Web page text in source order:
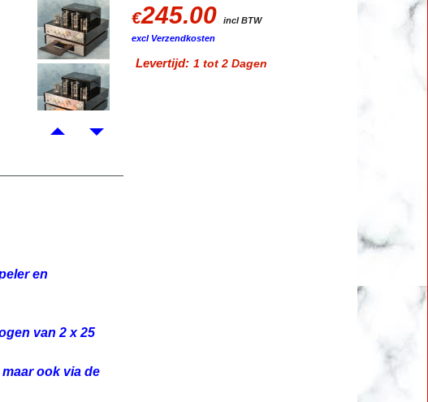
€245.00
incl BTW
excl Verzendkosten
Levertijd: 1 tot 2 Dagen
en
van 2 x 25
ook via de